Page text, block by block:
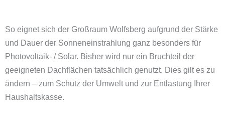
So eignet sich der Großraum Wolfsberg aufgrund der Stärke
und Dauer der Sonneneinstrahlung ganz besonders für
Photovoltaik- / Solar. Bisher wird nur ein Bruchteil der
geeigneten Dachflächen tatsächlich genutzt. Dies gilt es zu
ändern – zum Schutz der Umwelt und zur Entlastung Ihrer
Haushaltskasse.